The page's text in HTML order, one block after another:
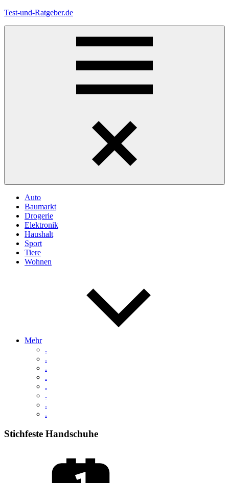
Zum
Test-und-Ratgeber.de
Auto
Baumarkt
Drogerie
Elektronik
Haushalt
Sport
Tiere
Wohnen
Mehr
.
.
.
.
.
.
.
.
Stichfeste Handschuhe